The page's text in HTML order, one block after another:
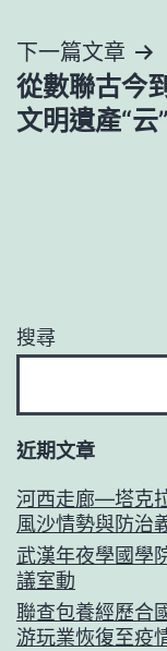
覽
下一篇文章
從數聯古今
文明遺產“云
搜尋
近期文章
河西走廊—塔克
風沙情勢與防治
武漢年夜學國學
議室動
聯查包養經歷合
游玩業恢復至疫